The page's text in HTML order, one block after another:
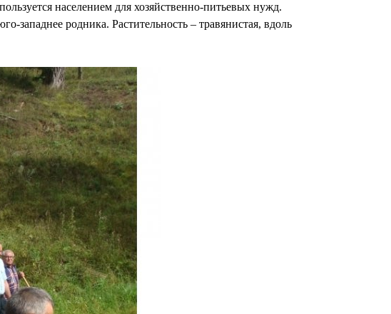
населением для хозяйственно-питьевых нужд.
западнее родника. Растительность – травянистая, вдоль